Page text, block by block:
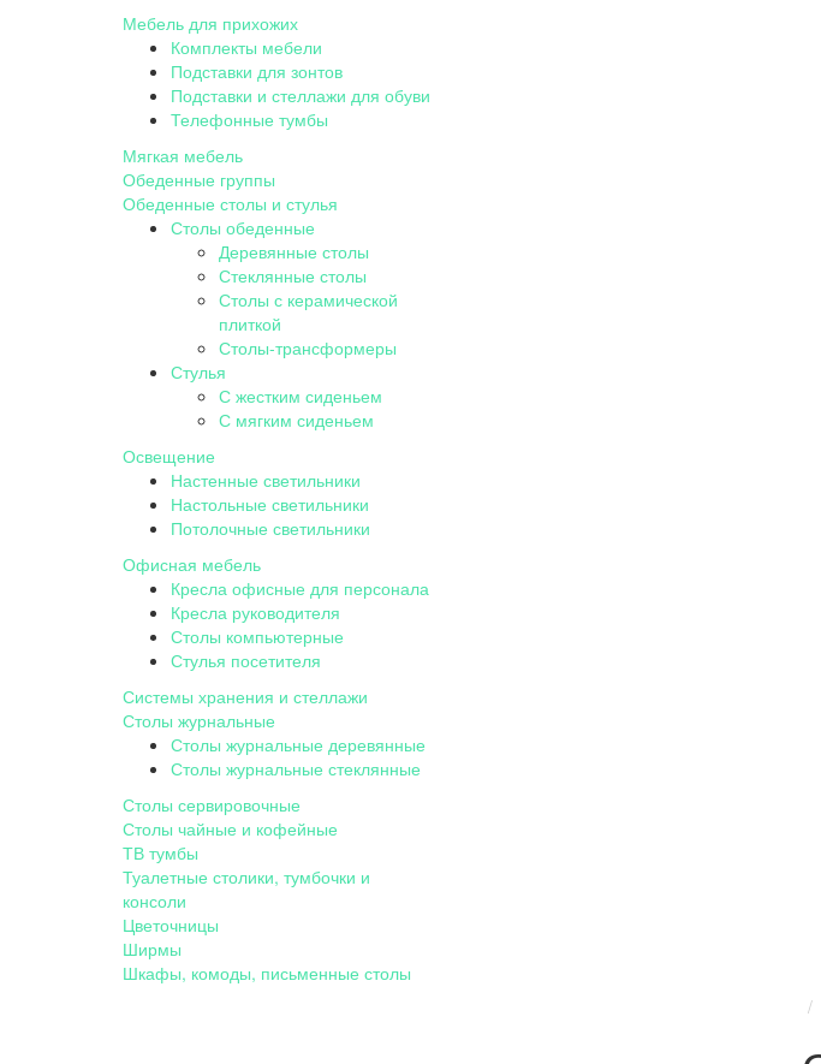
Мебель для прихожих
Комплекты мебели
Подставки для зонтов
Подставки и стеллажи для обуви
Телефонные тумбы
Мягкая мебель
Обеденные группы
Обеденные столы и стулья
Столы обеденные
Деревянные столы
Стеклянные столы
Столы с керамической
плиткой
Столы-трансформеры
Стулья
С жестким сиденьем
С мягким сиденьем
Освещение
Настенные светильники
Настольные светильники
Потолочные светильники
Офисная мебель
Кресла офисные для персонала
Кресла руководителя
Столы компьютерные
Стулья посетителя
Системы хранения и стеллажи
Столы журнальные
Столы журнальные деревянные
Столы журнальные стеклянные
Столы сервировочные
Столы чайные и кофейные
ТВ тумбы
Туалетные столики, тумбочки и
консоли
Цветочницы
Ширмы
Шкафы, комоды, письменные столы